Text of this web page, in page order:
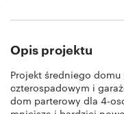
Opis projektu
Projekt średniego
czterospadowym i
dom parterowy dla 4-